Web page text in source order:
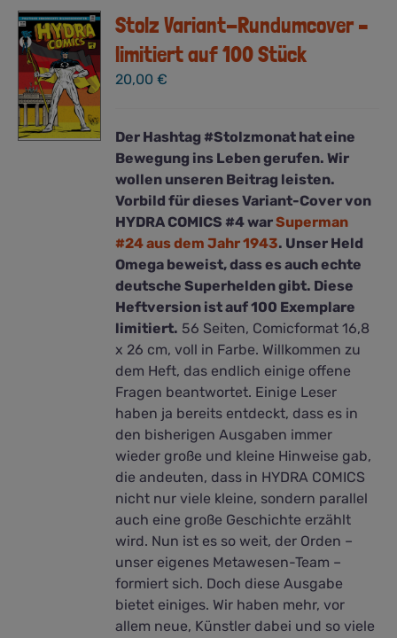
Stolz Variant-Rundumcover –
limitiert auf 100 Stück
20,00€
Der Hashtag #Stolzmonat hat eine
Bewegung ins Leben gerufen. Wir
wollen unseren Beitrag leisten.
Vorbild für dieses Variant-Cover von
HYDRA COMICS #4 warSuperman
#24 aus dem Jahr 1943. Unser Held
Omega beweist, dass es auch echte
deutsche Superhelden gibt. Diese
Heftversion ist auf 100 Exemplare
limitiert. 56 Seiten, Comicformat 16,8
x 26 cm, voll in Farbe. Willkommen zu
dem Heft, das endlich einige offene
Fragen beantwortet. Einige Leser
haben ja bereits entdeckt, dass es in
den bisherigen Ausgaben immer
wieder große und kleine Hinweise gab,
die andeuten, dass in HYDRA COMICS
nicht nur viele kleine, sondern parallel
auch eine große Geschichte erzählt
wird. Nun ist es so weit, der Orden –
unser eigenes Metawesen-Team –
formiert sich. Doch diese Ausgabe
bietet einiges. Wir haben mehr, vor
allem neue, Künstler dabei und so viele